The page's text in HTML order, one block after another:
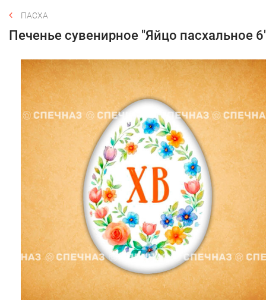
ПАСХА
Печенье сувенирное "Яйцо пасхальное